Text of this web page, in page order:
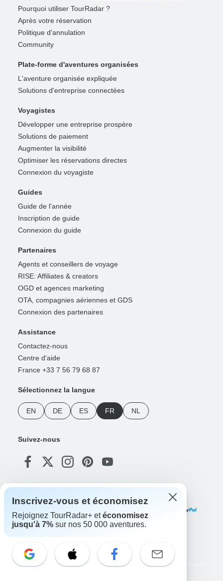
Pourquoi utiliser TourRadar ?
Après votre réservation
Politique d'annulation
Community
Plate-forme d'aventures organisées
L'aventure organisée expliquée
Solutions d'entreprise connectées
Voyagistes
Développer une entreprise prospère
Solutions de paiement
Augmenter la visibilité
Optimiser les réservations directes
Connexion du voyagiste
Guides
Guide de l'année
Inscription de guide
Connexion du guide
Partenaires
Agents et conseillers de voyage
RISE: Affiliates & creators
OGD et agences marketing
OTA, compagnies aériennes et GDS
Connexion des partenaires
Assistance
Contactez-nous
Centre d'aide
France +33 7 56 79 68 87
Sélectionnez la langue
EN DE ES FR NL
Suivez-nous
Inscrivez-vous et économisez
Rejoignez TourRadar+ etéconomisez
jusqu'à 7% sur nos 50 000 aventures.